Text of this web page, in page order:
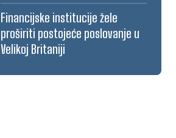
Financijske institucije žele
proširiti postojeće poslovanje u
Velikoj Britaniji